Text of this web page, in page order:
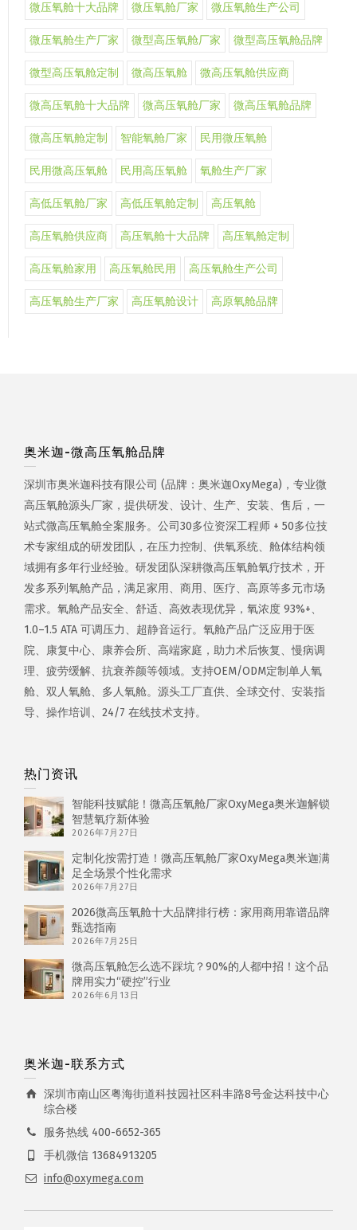
微压氧舱十大品牌 微压氧舱厂家 微压氧舱生产公司
微压氧舱生产厂家 微型高压氧舱厂家 微型高压氧舱品牌
微型高压氧舱定制 微高压氧舱 微高压氧舱供应商
微高压氧舱十大品牌 微高压氧舱厂家 微高压氧舱品牌
微高压氧舱定制 智能氧舱厂家 民用微压氧舱
民用微高压氧舱 民用高压氧舱 氧舱生产厂家
高低压氧舱厂家 高低压氧舱定制 高压氧舱
高压氧舱供应商 高压氧舱十大品牌 高压氧舱定制
高压氧舱家用 高压氧舱民用 高压氧舱生产公司
高压氧舱生产厂家 高压氧舱设计 高原氧舱品牌
奥米迦-微高压氧舱品牌
深圳市奥米迦科技有限公司 (品牌：奥米迦OxyMega)，专业微
高压氧舱源头厂家，提供研发、设计、生产、安装、售后，一
站式微高压氧舱全案服务。公司30多位资深工程师 + 50多位技
术专家组成的研发团队，在压力控制、供氧系统、舱体结构领
域拥有多年行业经验。研发团队深耕微高压氧舱氧疗技术，开
发多系列氧舱产品，满足家用、商用、医疗、高原等多元市场
需求。氧舱产品安全、舒适、高效表现优异，氧浓度 93%+、
1.0–1.5 ATA 可调压力、超静音运行。氧舱产品广泛应用于医
院、康复中心、康养会所、高端家庭，助力术后恢复、慢病调
理、疲劳缓解、抗衰养颜等领域。支持OEM/ODM定制单人氧
舱、双人氧舱、多人氧舱。源头工厂直供、全球交付、安装指
导、操作培训、24/7 在线技术支持。
热门资讯
智能科技赋能！微高压氧舱厂家OxyMega奥米迦解锁
智慧氧疗新体验
2026年7月27日
定制化按需打造！微高压氧舱厂家OxyMega奥米迦满
足全场景个性化需求
2026年7月27日
2026微高压氧舱十大品牌排行榜：家用商用靠谱品牌
甄选指南
2026年7月25日
微高压氧舱怎么选不踩坑？90%的人都中招！这个品
牌用实力“硬控”行业
2026年6月13日
奥米迦-联系方式
深圳市南山区粤海街道科技园社区科丰路8号金达科技中心
综合楼
服务热线 400-6652-365
手机微信 13684913205
info@oxymega.com